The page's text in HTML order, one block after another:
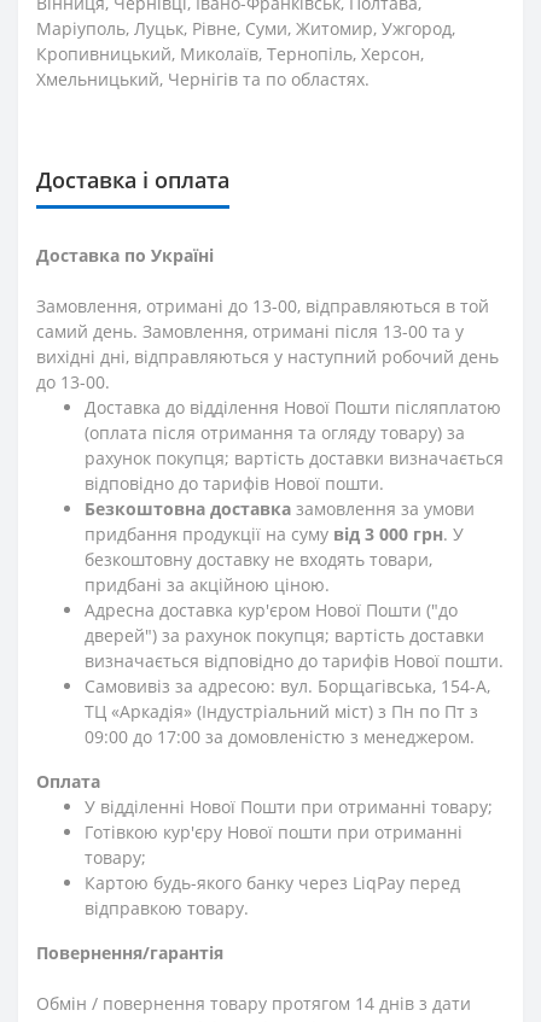
Маріуполь, Луцьк, Рівне, Суми, Житомир, Ужгород,
Кропивницький, Миколаїв, Тернопіль, Херсон,
Хмельницький, Чернігів та по областях.
Доставка і оплата
Доставка по Україні
Замовлення, отримані до 13-00, відправляються в той
самий день. Замовлення, отримані після 13-00 та у
вихідні дні, відправляються у наступний робочий день
до 13-00.
Доставка до відділення Нової Пошти післяплатою
(оплата після отримання та огляду товару) за
рахунок покупця; вартість доставки визначається
відповідно до тарифів Нової пошти.
Безкоштовна доставка замовлення за умови
придбання продукції на суму від 3 000 грн. У
безкоштовну доставку не входять товари,
придбані за акційною ціною.
Адресна доставка кур'єром Нової Пошти ("до
дверей") за рахунок покупця; вартість доставки
визначається відповідно до тарифів Нової пошти.
Самовивіз за адресою: вул. Борщагівська, 154-А,
ТЦ «Аркадія» (Індустріальний міст) з Пн по Пт з
09:00 до 17:00 за домовленістю з менеджером.
Оплата
У відділенні Нової Пошти при отриманні товару;
Готівкою кур'єру Нової пошти при отриманні
товару;
Картою будь-якого банку через LiqPay перед
відправкою товару.
Повернення/гарантія
Обмін / повернення товару протягом 14 днів з дати